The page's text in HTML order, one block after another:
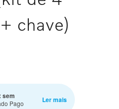
chave)
sem
Pago Ler mais